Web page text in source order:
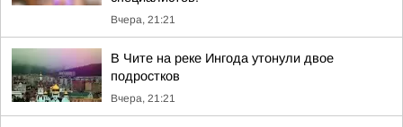
Вчера, 21:21
В Чите на реке Ингода утонули двое
подростков
Вчера, 21:21